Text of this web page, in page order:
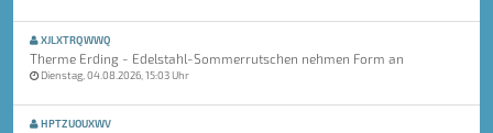
XJLXTRQWWQ
Therme Erding - Edelstahl-Sommerrutschen nehmen Form an
Dienstag, 04.08.2026, 15:03 Uhr
HPTZUOUXWV